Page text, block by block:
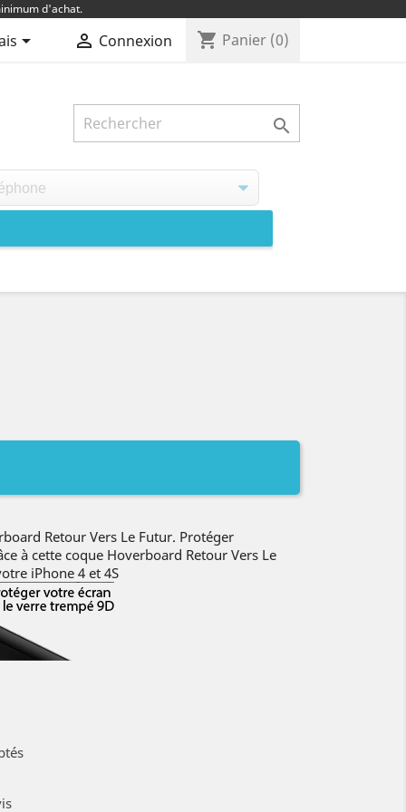
d'achat.
  Connexion shopping_cart Panier (0)

Retour Vers Le Futur. Protéger
à cette coque Hoverboard Retour Vers Le
iPhone 4 et 4S